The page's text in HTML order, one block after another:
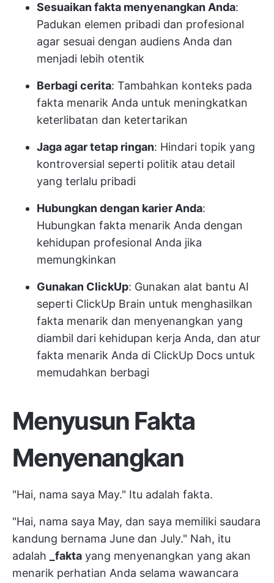
Sesuaikan fakta menyenangkan Anda:
Padukan elemen pribadi dan profesional
agar sesuai dengan audiens Anda dan
menjadi lebih otentik
Berbagi cerita: Tambahkan konteks pada
fakta menarik Anda untuk meningkatkan
keterlibatan dan ketertarikan
Jaga agar tetap ringan: Hindari topik yang
kontroversial seperti politik atau detail
yang terlalu pribadi
Hubungkan dengan karier Anda:
Hubungkan fakta menarik Anda dengan
kehidupan profesional Anda jika
memungkinkan
Gunakan ClickUp: Gunakan alat bantu AI
seperti ClickUp Brain untuk menghasilkan
fakta menarik dan menyenangkan yang
diambil dari kehidupan kerja Anda, dan atur
fakta menarik Anda di ClickUp Docs untuk
memudahkan berbagi
Menyusun Fakta
Menyenangkan
"Hai, nama saya May." Itu adalah fakta.
"Hai, nama saya May, dan saya memiliki saudara
kandung bernama June dan July." Nah, itu
adalah
_fakta yang menyenangkan yang akan
menarik perhatian Anda selama wawancara